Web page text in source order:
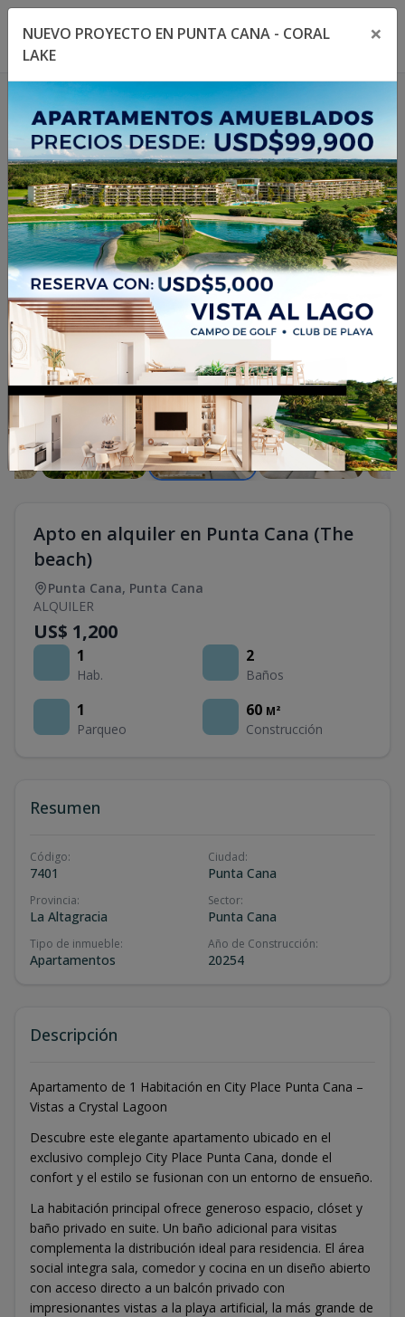
Toggle navigation menu
1/28
Apto en alquiler en Punta Cana (The
beach)
Punta Cana, Punta Cana
ALQUILER
US$ 1,200
1
Hab.
2
Baños
1
Parqueo
60 M²
Construcción
Resumen
Código:
7401
Ciudad:
Punta Cana
Provincia:
La Altagracia
Sector:
Punta Cana
Tipo de inmueble:
Apartamentos
Año de Construcción:
20254
Descripción
Apartamento de 1 Habitación en City Place Punta Cana –
Vistas a Crystal Lagoon
Descubre este elegante apartamento ubicado en el
exclusivo complejo City Place Punta Cana, donde el
confort y el estilo se fusionan con un entorno de ensueño.
La habitación principal ofrece generoso espacio, clóset y
baño privado en suite. Un baño adicional para visitas
complementa la distribución ideal para residencia. El área
social integra sala, comedor y cocina en un diseño abierto
con acceso directo a un balcón privado con
impresionantes vistas a la playa artificial, la más grande de
NUEVO PROYECTO EN PUNTA CANA - CORAL
LAKE
×